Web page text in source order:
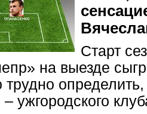
Старт
на выезде
трудно
– ужгородского